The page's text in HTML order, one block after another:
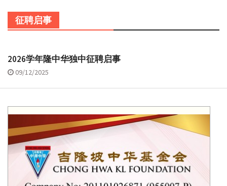
征聘启事
2026学年隆中华独中征聘启事
09/12/2025